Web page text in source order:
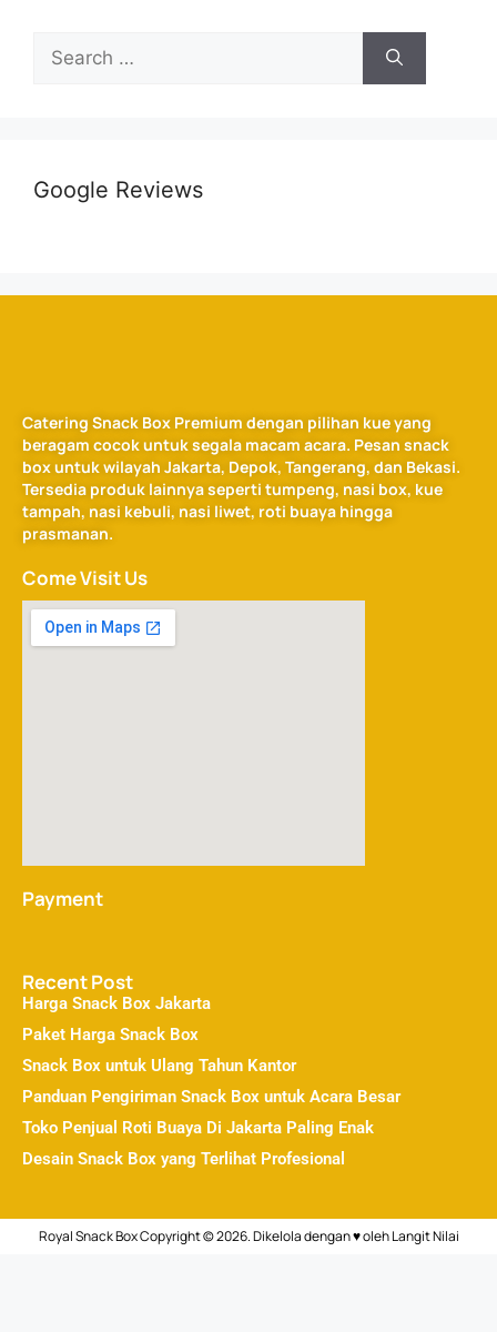
Google Reviews
Catering Snack Box Premium dengan pilihan kue yang
beragam cocok untuk segala macam acara. Pesan snack
box untuk wilayah Jakarta, Depok, Tangerang, dan Bekasi.
Tersedia produk lainnya seperti tumpeng, nasi box, kue
tampah, nasi kebuli, nasi liwet, roti buaya hingga
prasmanan.
Come Visit Us
Payment
Recent Post
Harga Snack Box Jakarta
Paket Harga Snack Box
Snack Box untuk Ulang Tahun Kantor
Panduan Pengiriman Snack Box untuk Acara Besar
Toko Penjual Roti Buaya Di Jakarta Paling Enak
Desain Snack Box yang Terlihat Profesional
Royal Snack Box Copyright © 2026. Dikelola dengan ♥ olehLangit Nilai